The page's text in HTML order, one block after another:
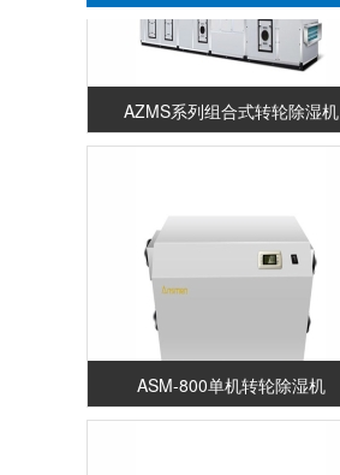
AZMS系列组合式转轮除湿机
ASM-800单机转轮除湿机